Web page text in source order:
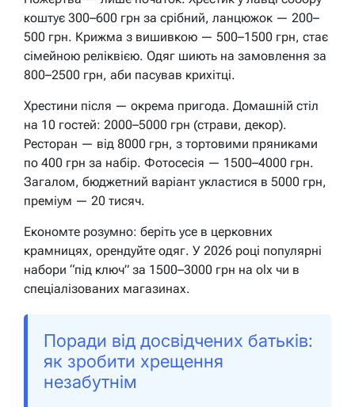
коштує 300–600 грн за срібний, ланцюжок — 200–
500 грн. Крижма з вишивкою — 500–1500 грн, стає
сімейною реліквією. Одяг шиють на замовлення за
800–2500 грн, аби пасував крихітці.
Хрестини після — окрема пригода. Домашній стіл
на 10 гостей: 2000–5000 грн (страви, декор).
Ресторан — від 8000 грн, з тортовими пряниками
по 400 грн за набір. Фотосесія — 1500–4000 грн.
Загалом, бюджетний варіант укластися в 5000 грн,
преміум — 20 тисяч.
Економте розумно: беріть усе в церковних
крамницях, орендуйте одяг. У 2026 році популярні
набори “під ключ” за 1500–3000 грн на olx чи в
спеціалізованих магазинах.
Поради від досвідчених батьків:
як зробити хрещення
незабутнім